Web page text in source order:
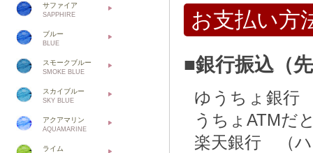
サファイア
SAPPHIRE
ブルー
BLUE
スモークブルー
SMOKE BLUE
スカイブルー
SKY BLUE
アクアマリン
AQUAMARINE
ライム
お支払い方
■銀行振込（
ゆうちょ銀行
うちょATMだ
楽天銀行 （ハ